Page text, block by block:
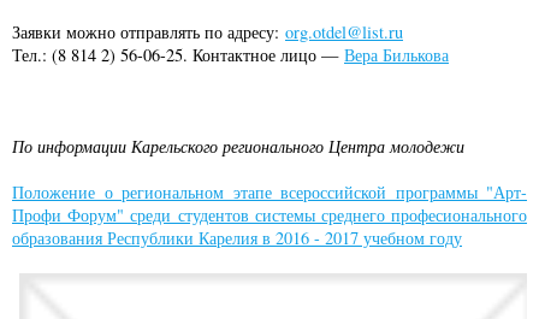
Заявки можно отправлять по адресу: org.otdel@list.ru
Тел.: (8 814 2) 56-06-25. Контактное лицо — Вера Билькова
По информации Карельского регионального Центра молодежи
Положение о региональном этапе всероссийской программы "Арт-
Профи Форум" среди студентов системы среднего професионального
образования Республики Карелия в 2016 - 2017 учебном году